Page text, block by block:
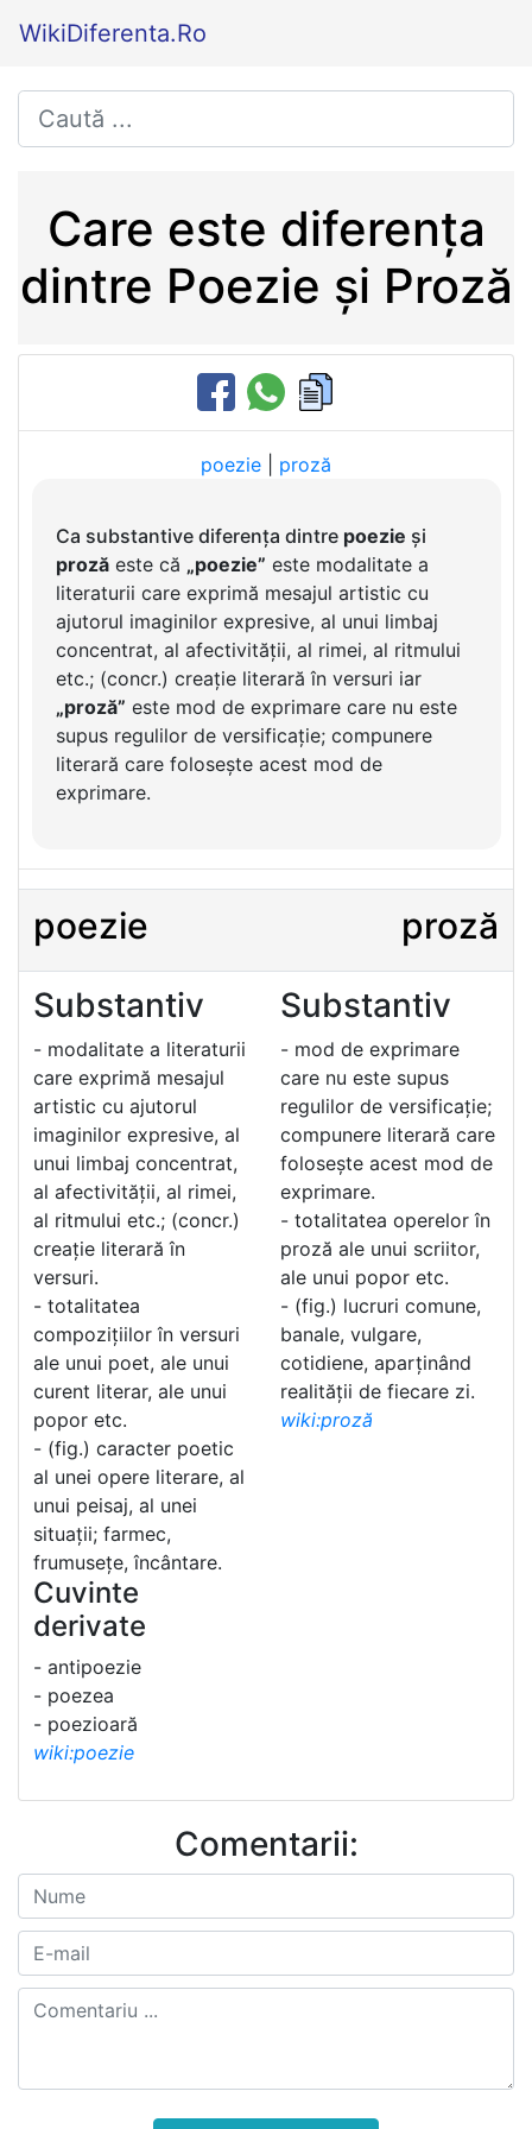
WikiDiferenta.Ro
Care este diferența
dintre Poezie și Proză
poezie proză
Ca substantive diferența dintre poezie și
prozăeste că „poezie” este modalitate a
literaturii care exprimă mesajul artistic cu
ajutorul imaginilor expresive, al unui limbaj
concentrat, al afectivității, al rimei, al ritmului
etc.; (concr.) creație literară în versuri iar
„proză” este mod de exprimare care nu este
supus regulilor de versificație; compunere
literară care folosește acest mod de
exprimare.
poezie proză
Substantiv
- modalitate a literaturii
care exprimă mesajul
artistic cu ajutorul
imaginilor expresive, al
unui limbaj concentrat,
al afectivității, al rimei,
al ritmului etc.; (concr.)
creație literară în
versuri.
- totalitatea
compozițiilor în versuri
ale unui poet, ale unui
curent literar, ale unui
popor etc.
- (fig.) caracter poetic
al unei opere literare, al
unui peisaj, al unei
situații; farmec,
frumusețe, încântare.
Cuvinte
derivate
- antipoezie
- poezea
- poezioară
wiki:poezie
Substantiv
- mod de exprimare
care nu este supus
regulilor de versificație;
compunere literară care
folosește acest mod de
exprimare.
- totalitatea operelor în
proză ale unui scriitor,
ale unui popor etc.
- (fig.) lucruri comune,
banale, vulgare,
cotidiene, aparținând
realității de fiecare zi.
wiki:proză
Comentarii: